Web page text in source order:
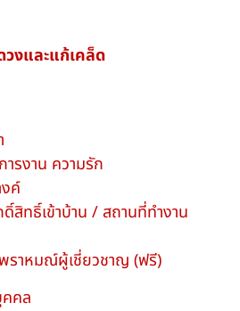
วงและแก้เคล็ด
ารงาน ความรัก
ค์
ทธิ์เข้าบ้าน / สถานที่ทำงาน
ราหมณ์ผู้เชี่ยวชาญ (ฟรี)
คล